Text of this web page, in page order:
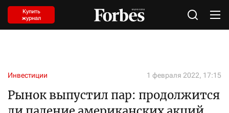
Купить
журнал
Инвестиции 1 февраля 2022, 17:15
Рынок выпустил пар: продолжится